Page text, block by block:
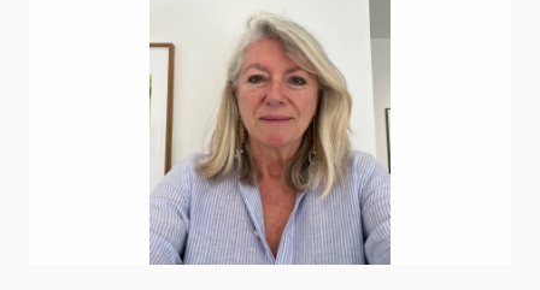
ドゥパルドン、アニー・リーボヴィッツ、セバスチャン・
サルガド、ハリー・グリエール、アルフレッド・ジャー、
ザネレ・ムホリ、アンリ・カルティエ=ブレッソンをはじ
めとする、今や名だたる写真家たちの駆け出しの頃のコラ
ボレーターであり、デジタル写真を初期段階から牽引して
きた。エベルは、アンリ・カルティエ=ブレッソン財団の
ディレクター(2017–2022年)、Month of Photography of
Greater Parisの創設者兼ディレクター(2017年4月)、ボ